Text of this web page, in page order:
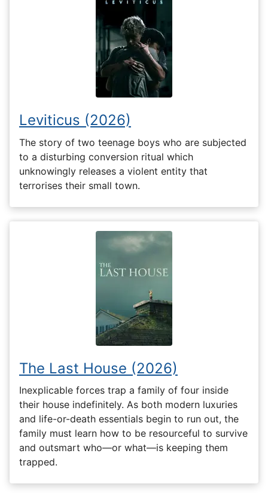
Leviticus (2026)
The story of two teenage boys who are subjected
to a disturbing conversion ritual which
unknowingly releases a violent entity that
terrorises their small town.
The Last House (2026)
Inexplicable forces trap a family of four inside
their house indefinitely. As both modern luxuries
and life-or-death essentials begin to run out, the
family must learn how to be resourceful to survive
and outsmart who—or what—is keeping them
trapped.